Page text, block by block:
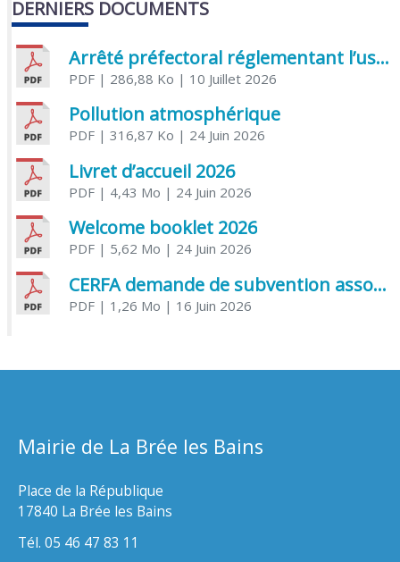
DERNIERS DOCUMENTS
Arrêté préfectoral réglementant l’usage de l’eau
PDF| 286,88 Ko | 10 Juillet 2026
Pollution atmosphérique
PDF| 316,87 Ko | 24 Juin 2026
Livret d’accueil 2026
PDF| 4,43 Mo | 24 Juin 2026
Welcome booklet 2026
PDF| 5,62 Mo | 24 Juin 2026
CERFA demande de subvention association
PDF| 1,26 Mo | 16 Juin 2026
Mairie de La Brée les Bains
Place de la République
17840 La Brée les Bains
Tél. 05 46 47 83 11